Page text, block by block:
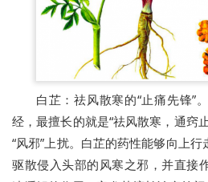
白芷：祛风散寒的“止痛先锋”
经，最擅长的就是“祛风散寒，通窍
“风邪”上扰。白芷的药性能够向上行
驱散侵入头部的风寒之邪，并直接